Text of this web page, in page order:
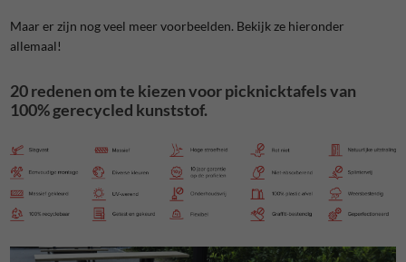
Maar er zijn nog veel meer voorbeelden. Bekijk ze hieronder
allemaal!
20 redenenom te kiezen voor picknicktafels van
100% gerecycled kunststof.